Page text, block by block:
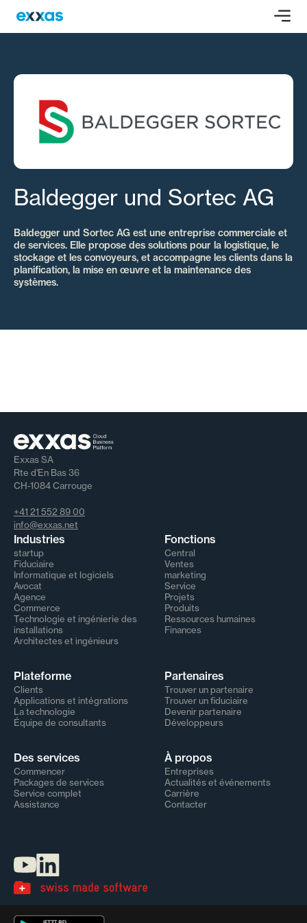
Baldegger und Sortec AG
Baldegger und Sortec AG est une entreprise commerciale et
de services. Elle propose des solutions pour la logistique, le
stockage et les convoyeurs, et accompagne les clients dans la
planification, la mise en œuvre et la maintenance des
systèmes.
Exxas SA
Rte d'En Bas 36
CH-1084 Carrouge
+41 21 552 89 00
info@exxas.net
Industries
startup
Fiduciaire
Informatique et logiciels
Avocat
Agence
Commerce
Technologie et ingénierie des
installations
Architectes et ingénieurs
Fonctions
Central
Ventes
marketing
Service
Projets
Produits
Ressources humaines
Finances
Plateforme
Clients
Applications et intégrations
La technologie
Équipe de consultants
Partenaires
Trouver un partenaire
Trouver un fiduciaire
Devenir partenaire
Développeurs
Des services
Commencer
Packages de services
Service complet
Assistance
À propos
Entreprises
Actualités et événements
Carrière
Contacter